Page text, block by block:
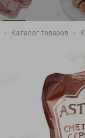
-17%
11.99
охлажд
Каталог товаров